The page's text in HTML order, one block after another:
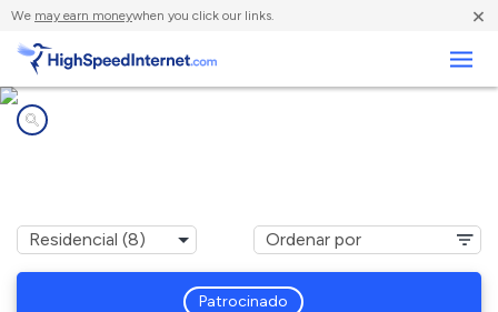
We may earn moneywhen you click our links. ×
Patrocinado